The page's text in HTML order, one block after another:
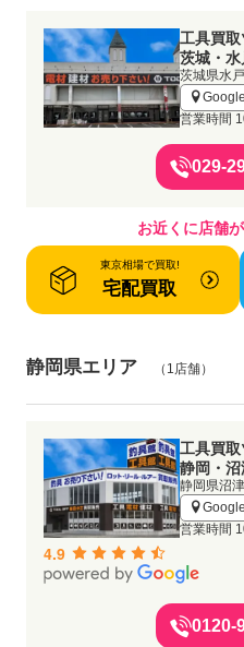
工具買
茨城・水
茨城県水
営業時間
029-
お近くに店舗
東京相場で買取!
宅配買取
静岡県エリア （1店舗）
工具買
静岡・沼
静岡県沼
営業時間
4.9
0120-